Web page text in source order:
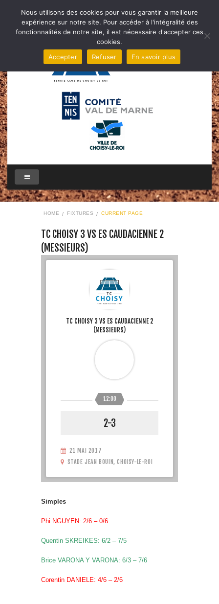
HOME FIXTURES CURRENT PAGE
TC CHOISY 3 VS ES CAUDACIENNE 2
(MESSIEURS)
TC CHOISY 3 VS ES CAUDACIENNE 2
(MESSIEURS)
12:00
2-3
21 MAI 2017
STADE JEAN BOUIN, CHOISY-LE-ROI
Simples
Phi NGUYEN: 2/6 – 0/6
Quentin SKREIKES: 6/2 – 7/5
Brice VARONA Y VARONA: 6/3 – 7/6
Corentin DANIELE: 4/6 – 2/6
Nous utilisons des cookies pour vous garantir la meilleure
expérience sur notre site. Pour accéder à l'intégralité des
fonctionnalités de notre site, il est nécessaire d'accepter ces
cookies.
Accepter
Refuser En savoir plus